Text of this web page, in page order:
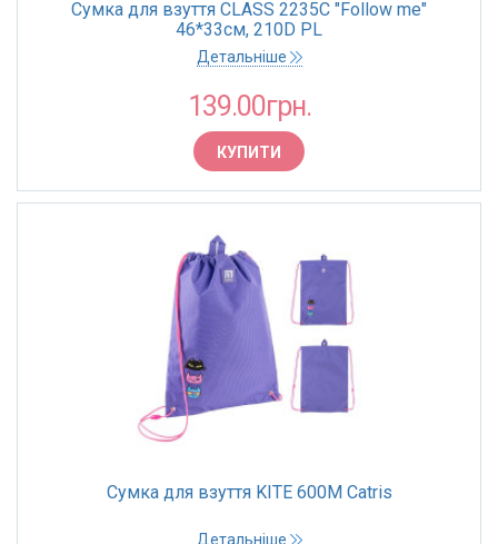
Сумка для взуття CLASS 2235С "Follow me"
46*33см, 210D PL
Детальніше
139.00грн.
КУПИТИ
Сумка для взуття KITE 600M Catris
Детальніше